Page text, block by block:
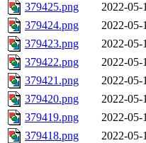
379425.png
2022-05-
379424.png
2022-05-
379423.png
2022-05-
379422.png
2022-05-
379421.png
2022-05-
379420.png
2022-05-
379419.png
2022-05-
379418.png
2022-05-